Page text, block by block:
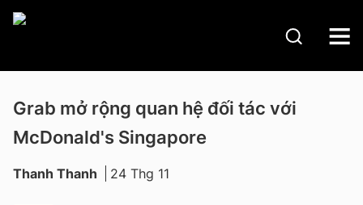
Grab mở rộng quan hệ đối tác với
McDonald's Singapore
Thanh Thanh 24 Thg 11